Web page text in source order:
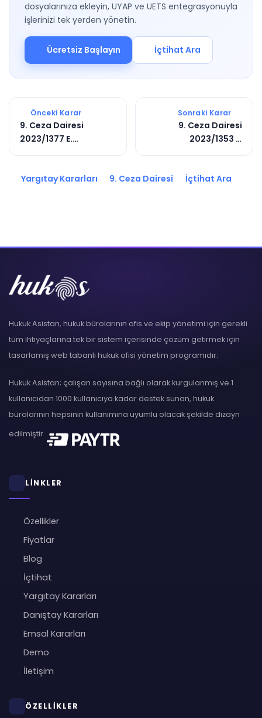
dosyalarınıza ekleyin, UYAP ve UETS entegrasyonuyla
işlerinizi tek yerden yönetin.
Ücretsiz Başlayın İçtihat Ara
Önceki Karar
9. Ceza Dairesi
2023/1377 E.
Sonraki Karar
9. Ceza Dairesi
2023/1353 E.
Yargıtay Kararları 9. Ceza Dairesi İçtihat Ara
Hukuk Asistan, hukuk bürolarının ofis ve ekip yönetimi için gerekli
tüm ihtiyaçlarına tek bir sistem içerisinde çözüm getirmek için
tasarlamış web tabanlı hukuk ofisi yönetim programıdır.
Hukuk Asistan; çalışan sayısına bağlı olarak kurgulanmış ve 1
kullanıcıdan 1000 kullanıcıya kadar destek sunan, hukuk
bürolarının hepsinin kullanımına uyumlu olacak şekilde dizayn
edilmiştir.
LİNKLER
Özellikler
Fiyatlar
Blog
İçtihat
Yargıtay Kararları
Danıştay Kararları
Emsal Kararları
Demo
İletişim
ÖZELLİKLER